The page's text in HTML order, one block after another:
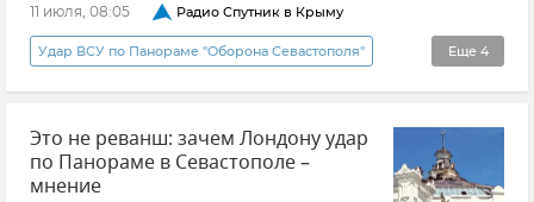
11 июля, 08:05 Радио Спутник в Крыму
Еще 4
Удар ВСУ по Панораме "Оборона Севастополя"
Радио "Спутник в Крыму" Сергей Горбачев
Великобритания Беспилотник (БПЛА, дрон)
Это не реванш: зачем Лондону удар
по Панораме в Севастополе –
мнение